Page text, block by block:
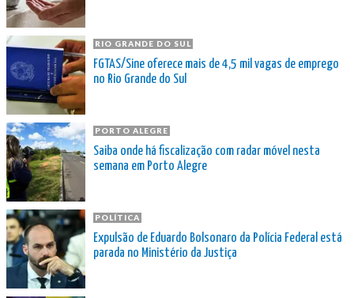
RIO GRANDE DO SUL
FGTAS/Sine oferece mais de 4,5 mil vagas de emprego
no Rio Grande do Sul
PORTO ALEGRE
Saiba onde há fiscalização com radar móvel nesta
semana em Porto Alegre
POLÍTICA
Expulsão de Eduardo Bolsonaro da Polícia Federal está
parada no Ministério da Justiça